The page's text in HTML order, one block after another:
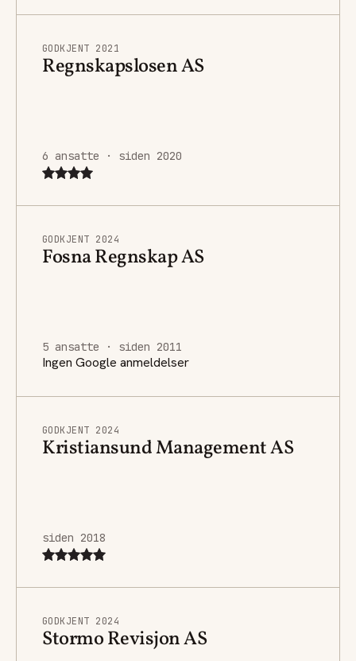
GODKJENT 2021
Regnskapslosen AS
6 ansatte · siden 2020
GODKJENT 2024
Fosna Regnskap AS
5 ansatte · siden 2011
Ingen Google anmeldelser
GODKJENT 2024
Kristiansund Management AS
siden 2018
GODKJENT 2024
Stormo Revisjon AS